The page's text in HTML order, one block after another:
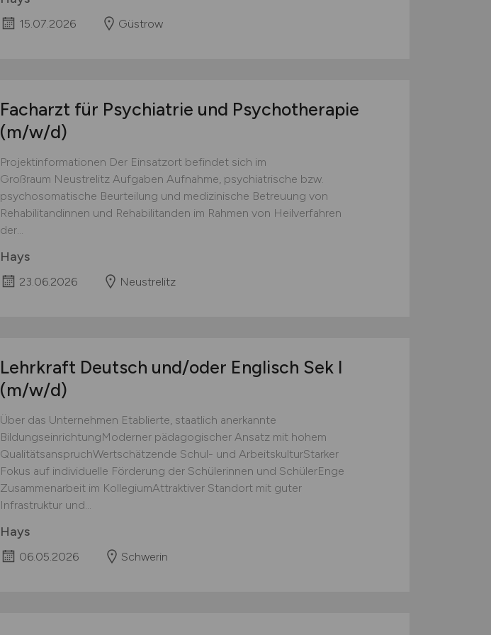
15.07.2026 Güstrow
Facharzt für Psychiatrie und Psychotherapie
(m/w/d)
Projektinformationen Der Einsatzort befindet sich im
Großraum Neustrelitz Aufgaben Aufnahme, psychiatrische bzw.
psychosomatische Beurteilung und medizinische Betreuung von
Rehabilitandinnen und Rehabilitanden im Rahmen von Heilverfahren
der...
Hays
23.06.2026 Neustrelitz
Lehrkraft Deutsch und/oder Englisch Sek I
(m/w/d)
Über das Unternehmen Etablierte, staatlich anerkannte
BildungseinrichtungModerner pädagogischer Ansatz mit hohem
QualitätsanspruchWertschätzende Schul- und ArbeitskulturStarker
Fokus auf individuelle Förderung der Schülerinnen und SchülerEnge
Zusammenarbeit im KollegiumAttraktiver Standort mit guter
Infrastruktur und...
Hays
06.05.2026 Schwerin